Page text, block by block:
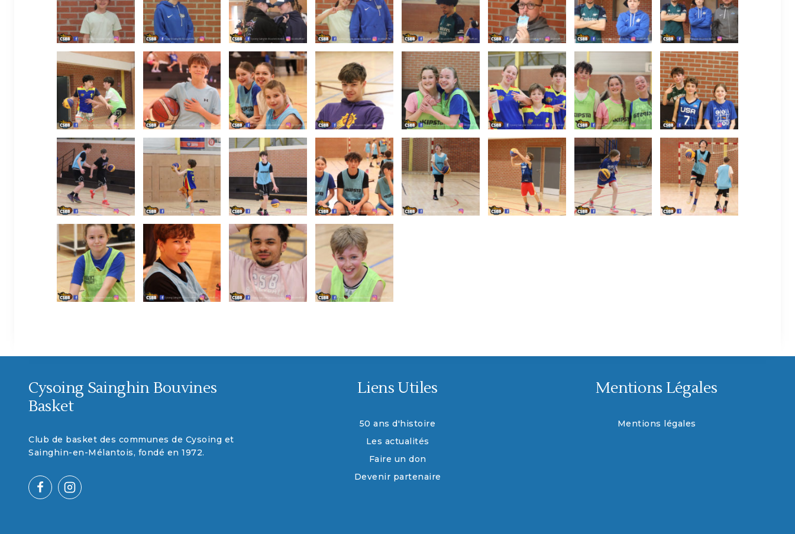
Cysoing Sainghin Bouvines
Basket
Club de basket des communes de Cysoing et
Sainghin-en-Mélantois, fondé en 1972.
Liens Utiles
50 ans d'histoire
Les actualités
Faire un don
Devenir partenaire
Mentions Légales
Mentions légales